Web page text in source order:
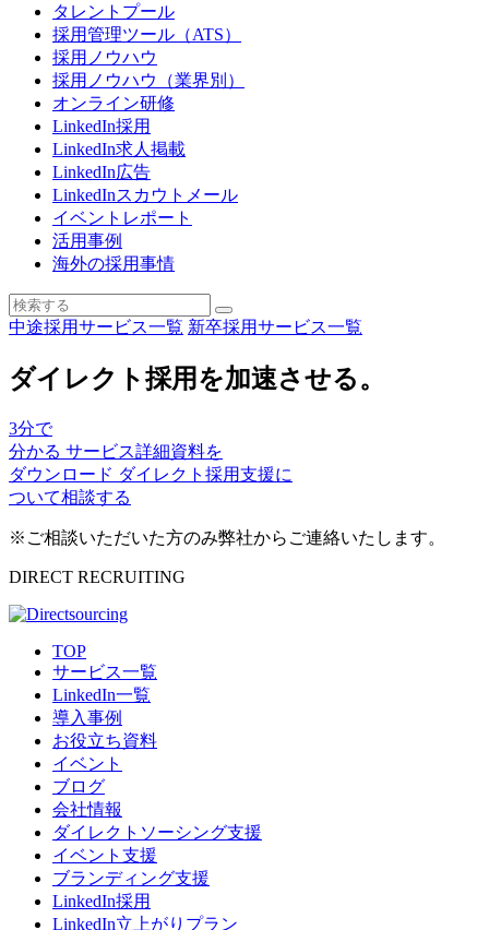
タレントプール
採用管理ツール（ATS）
採用ノウハウ
採用ノウハウ（業界別）
オンライン研修
LinkedIn採用
LinkedIn求人掲載
LinkedIn広告
LinkedInスカウトメール
イベントレポート
活用事例
海外の採用事情
中途採用サービス一覧 新卒採用サービス一覧
ダイレクト採用を加速させる。
3分で
分かる サービス詳細資料を
ダウンロード ダイレクト採用支援に
ついて相談する
※ご相談いただいた方のみ弊社からご連絡いたします。
DIRECT RECRUITING
TOP
サービス一覧
LinkedIn一覧
導入事例
お役立ち資料
イベント
ブログ
会社情報
ダイレクトソーシング支援
イベント支援
ブランディング支援
LinkedIn採用
LinkedIn立上がりプラン